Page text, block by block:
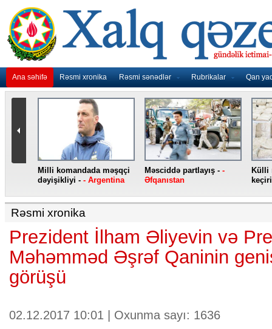
Ana səhifə Rəsmi xronika Rəsmi sənədlər Rubrikalar Qan
Milli komandada məşqçi
dəyişikliyi - - Argentina
Məsciddə partlayış - -
Əfqanıstan
Külli
Rəsmi xronika
Prezident İlham Əliyevin və
Məhəmməd Əşrəf Qaninin
görüşü
02.12.2017 10:01 | Oxunma sayı: 1636